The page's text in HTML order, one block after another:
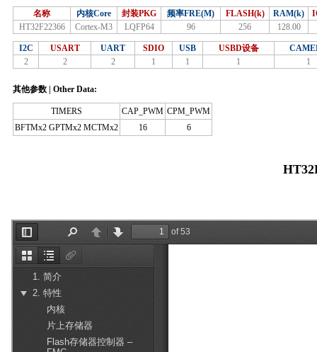
名称 内核Core 封装PKG 频率FRE(M) FLASH(k) RAM(k)
HT32F22366
Cortex-M3 LQFP64 96 256 128.00
I2C USART UART SDIO USB USBD设备
2
2 2 1 1 1 1
其他参数 | Other Data:
TIMERS CAP_PWM CPM_PWM
BFTMx2 GPTMx2 MCTMx2
16 6